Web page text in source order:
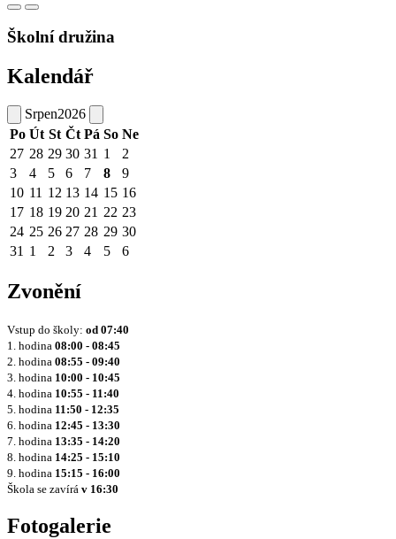
Školní družina
Kalendář
Srpen2026
Po Út St Čt Pá So Ne
27 28 29 30 31 1
2
3
4 5 6 7 8
9
10 11 12 13 14 15 16
17 18 19 20 21 22 23
24 25 26 27 28 29 30
31 1 2 3 4 5 6
Zvonění
Vstup do školy: od 07:40
1. hodina 08:00 - 08:45
2. hodina 08:55 - 09:40
3. hodina 10:00 - 10:45
4. hodina 10:55 - 11:40
5. hodina 11:50 - 12:35
6. hodina 12:45 - 13:30
7. hodina 13:35 - 14:20
8. hodina 14:25 - 15:10
9. hodina 15:15 - 16:00
Škola se zavírá v 16:30
Fotogalerie